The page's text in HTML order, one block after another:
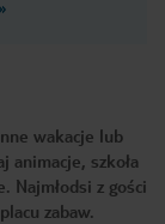
»
wakacje lub
animacje, szkoła
Najmłodsi z gości
zabaw.